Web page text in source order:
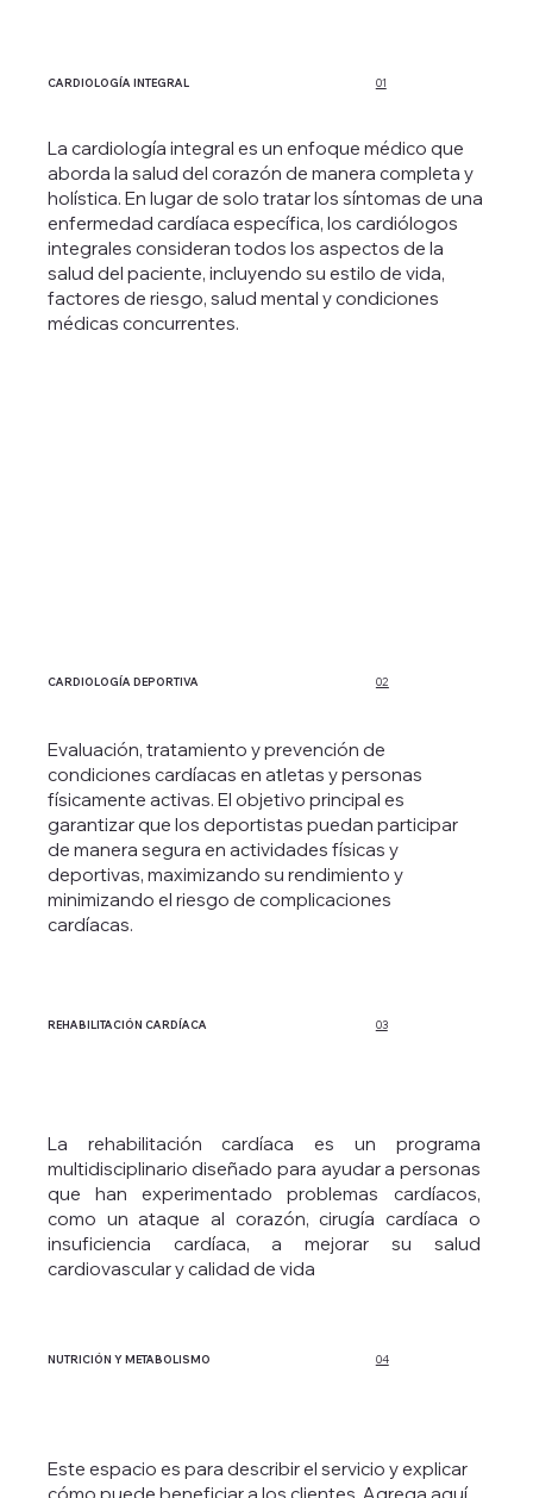
La cardiología integral es un enfoque médico que
aborda la salud del corazón de manera completa y
holística. En lugar de solo tratar los síntomas de una
enfermedad cardíaca específica, los cardiólogos
integrales consideran todos los aspectos de la
salud del paciente, incluyendo su estilo de vida,
factores de riesgo, salud mental y condiciones
médicas concurrentes.
01
CARDIOLOGÍA INTEGRAL
Evaluación, tratamiento y prevención de
condiciones cardíacas en atletas y personas
físicamente activas. El objetivo principal es
garantizar que los deportistas puedan participar
de manera segura en actividades físicas y
deportivas, maximizando su rendimiento y
minimizando el riesgo de complicaciones
cardíacas.
02
CARDIOLOGÍA DEPORTIVA
La rehabilitación cardíaca es un programa
multidisciplinario diseñado para ayudar a personas
que han experimentado problemas cardíacos,
como un ataque al corazón, cirugía cardíaca o
insuficiencia cardíaca, a mejorar su salud
cardiovascular y calidad de vida
03
REHABILITACIÓN CARDÍACA
Este espacio es para describir el servicio y explicar
cómo puede beneficiar a los clientes. Agrega aquí
04
NUTRICIÓN Y METABOLISMO